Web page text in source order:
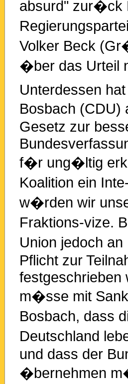
absurd" zur�ck
Volker Beck
�ber das Urteil
Unterdessen
Bosbach
Gesetz zur
f�r ung�ltig
Koalition ein
w�rden wir
Fraktions-vize.
Union jedoch
Pflicht zur
festgeschrieben
m�sse mit
Bosbach, dass
Deutschland
und dass der
�bernehmen